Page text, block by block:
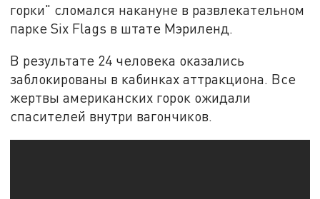
горки" сломался накануне в развлекательном
парке Six Flags в штате Мэриленд.
‍В результате 24 человека оказались
заблокированы в кабинках аттракциона. Все
жертвы американских горок ожидали
спасителей внутри вагончиков.